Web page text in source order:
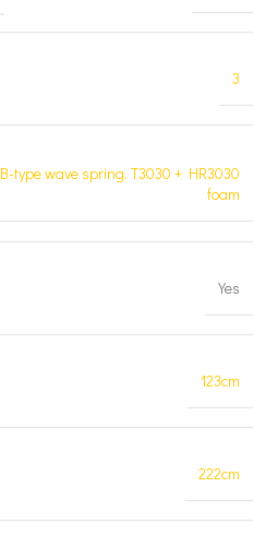
3
B-type wave spring, T3030 + HR3030
foam
Yes
123cm
222cm